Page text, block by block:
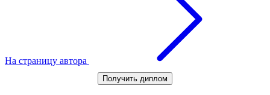
На страницу автора
Получить диплом